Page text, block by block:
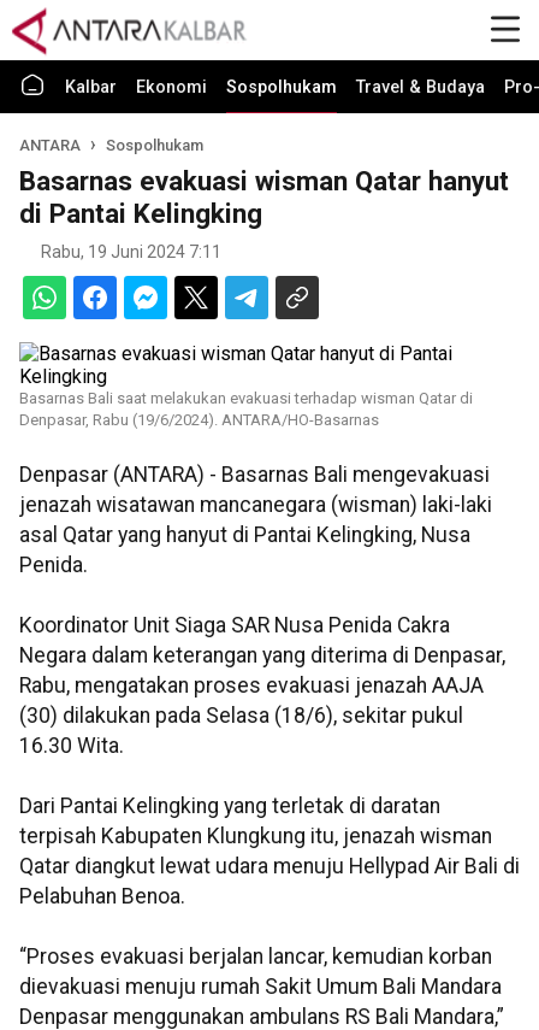
Kalbar Ekonomi Sospolhukam Travel & Budaya
ANTARA Sospolhukam
Basarnas evakuasi wisman Qatar hanyut
di Pantai Kelingking
Rabu, 19 Juni 2024 7:11
Basarnas Bali saat melakukan evakuasi terhadap wisman Qatar di
Denpasar, Rabu (19/6/2024). ANTARA/HO-Basarnas
Denpasar (ANTARA) - Basarnas Bali mengevakuasi
jenazah wisatawan mancanegara (wisman) laki-laki
asal Qatar yang hanyut di Pantai Kelingking, Nusa
Penida.
Koordinator Unit Siaga SAR Nusa Penida Cakra
Negara dalam keterangan yang diterima di Denpasar,
Rabu, mengatakan proses evakuasi jenazah AAJA
(30) dilakukan pada Selasa (18/6), sekitar pukul
16.30 Wita.
Dari Pantai Kelingking yang terletak di daratan
terpisah Kabupaten Klungkung itu, jenazah wisman
Qatar diangkut lewat udara menuju Hellypad Air Bali di
Pelabuhan Benoa.
“Proses evakuasi berjalan lancar, kemudian korban
dievakuasi menuju rumah Sakit Umum Bali Mandara
Denpasar menggunakan ambulans RS Bali Mandara,”